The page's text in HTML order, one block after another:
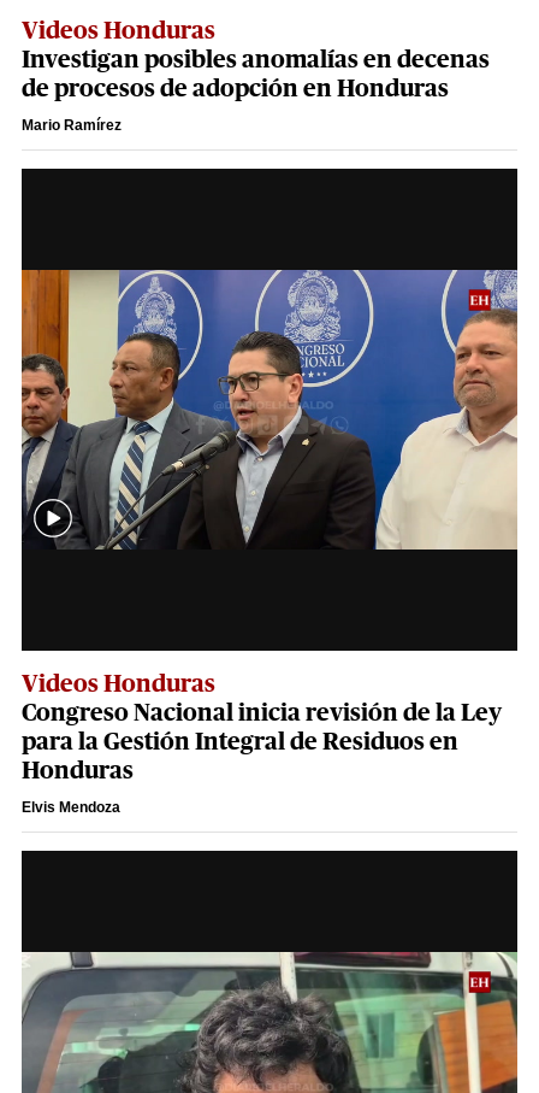
Videos Honduras
Investigan posibles anomalías en decenas
de procesos de adopción en Honduras
Mario Ramírez
Videos Honduras
Congreso Nacional inicia revisión de la Ley
para la Gestión Integral de Residuos en
Honduras
Elvis Mendoza